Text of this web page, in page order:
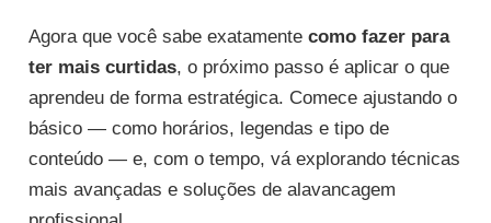
Agora que você sabe exatamente como fazer para
ter mais curtidas, o próximo passo é aplicar o que
aprendeu de forma estratégica. Comece ajustando o
básico — como horários, legendas e tipo de
conteúdo — e, com o tempo, vá explorando técnicas
mais avançadas e soluções de alavancagem